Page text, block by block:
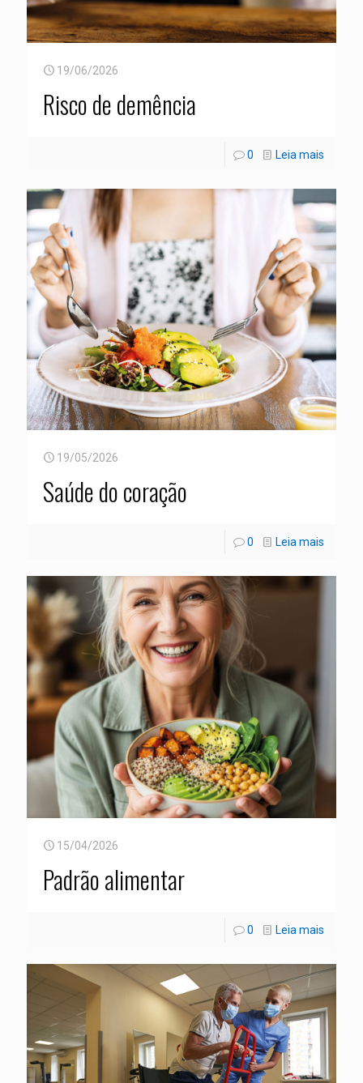
19/06/2026
Risco de demência
0 Leia mais
19/05/2026
Saúde do coração
0 Leia mais
15/04/2026
Padrão alimentar
0 Leia mais